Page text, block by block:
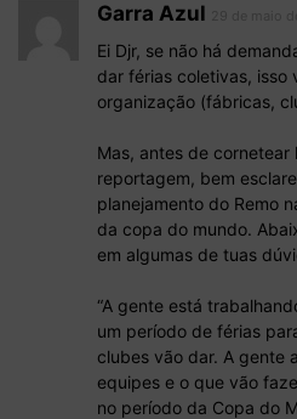
Garra Azul
Ei Djr, se não há
dar férias coletivas, isso
organização (fábricas,
Mas, antes de
reportagem, bem
planejamento do Remo
da copa do mundo.
em algumas de tuas
“A gente está
um período de férias
clubes vão dar. A gente
equipes e o que vão
no período da Copa do